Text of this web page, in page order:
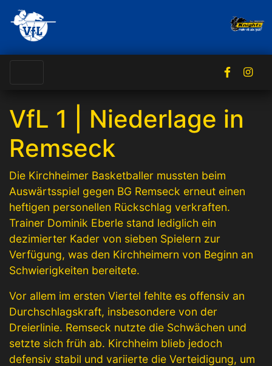
VfL 1 | Niederlage in
Remseck
Die Kirchheimer Basketballer mussten beim
Auswärtsspiel gegen BG Remseck erneut einen
heftigen personellen Rückschlag verkraften.
Trainer Dominik Eberle stand lediglich ein
dezimierter Kader von sieben Spielern zur
Verfügung, was den Kirchheimern von Beginn an
Schwierigkeiten bereitete.
Vor allem im ersten Viertel fehlte es offensiv an
Durchschlagskraft, insbesondere von der
Dreierlinie. Remseck nutzte die Schwächen und
setzte sich früh ab. Kirchheim blieb jedoch
defensiv stabil und variierte die Verteidigung, um